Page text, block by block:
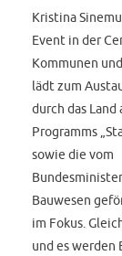
Kristina
Event in der
Kommunen
lädt zum
durch das
Programms
sowie die vom
Bauwesen
im Fokus.
und es werden